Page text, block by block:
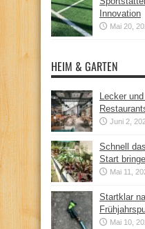
Innovation
Mai 20,
HEIM & GARTEN
Lecker
Juni 2,
Schnell
Start
Mai 11,
Startklar
Mai 10,